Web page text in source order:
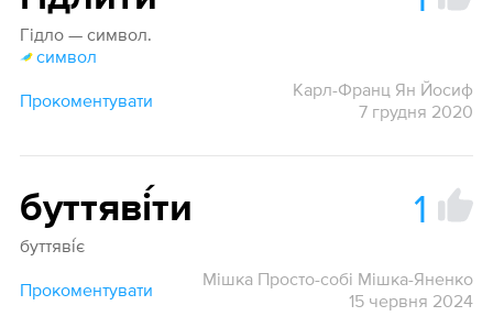
Гідло — символ.
символ
Прокоментувати
Карл-Франц Ян Йосиф
7 грудня 2020
буттяві́ти 1
буттяві́є
Прокоментувати
Мішка Просто-собі Мішка-Яненко
15 червня 2024